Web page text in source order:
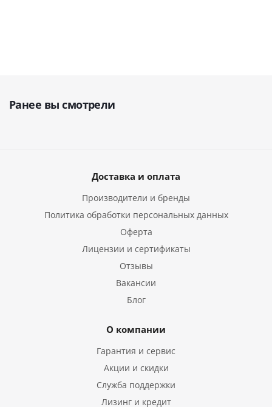
Ранее вы смотрели
Доставка и оплата
Производители и бренды
Политика обработки персональных данных
Оферта
Лицензии и сертификаты
Отзывы
Вакансии
Блог
О компании
Гарантия и сервис
Акции и скидки
Служба поддержки
Лизинг и кредит